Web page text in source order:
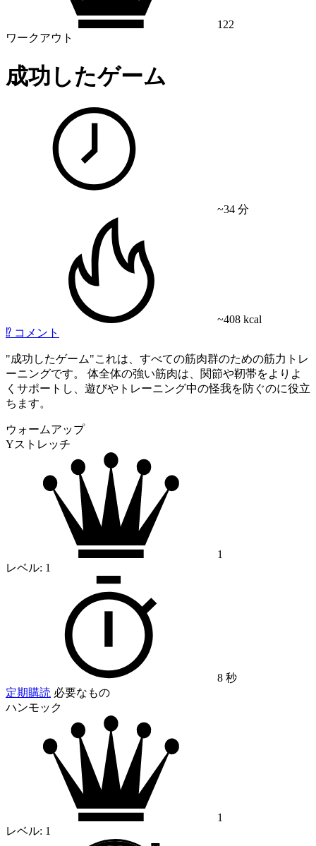
122
ワークアウト
成功したゲーム
~34 分
~408 kcal
⁉️ コメント
"成功したゲーム"これは、すべての筋肉群のための筋力トレ
ーニングです。 体全体の強い筋肉は、関節や靭帯をよりよ
くサポートし、遊びやトレーニング中の怪我を防ぐのに役立
ちます。
ウォームアップ
Yストレッチ
1
レベル: 1
8 秒
定期購読 必要なもの
ハンモック
1
レベル: 1